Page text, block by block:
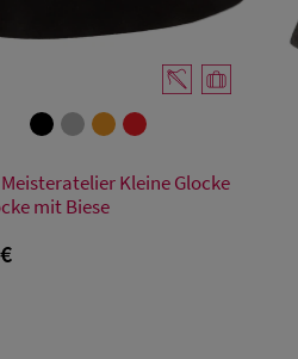
55 56 57
Kleine Glocke
mit Biese